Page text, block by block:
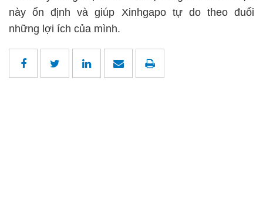
này ổn định và giúp Xinhgapo tự do theo đuổi
những lợi ích của mình.